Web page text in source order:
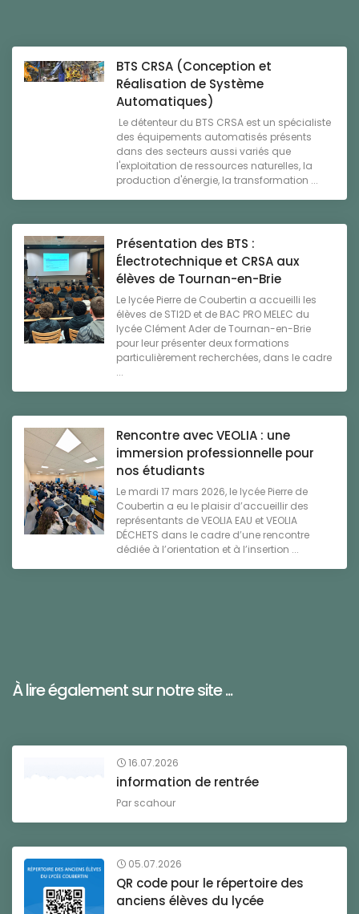
BTS CRSA (Conception et
Réalisation de Système
Automatiques)
Le détenteur du BTS CRSA est un spécialiste
des équipements automatisés présents
dans des secteurs aussi variés que
l'exploitation de ressources naturelles, la
production d'énergie, la transformation ...
Présentation des BTS :
Électrotechnique et CRSA aux
élèves de Tournan-en-Brie
Le lycée Pierre de Coubertin a accueilli les
élèves de STI2D et de BAC PRO MELEC du
lycée Clément Ader de Tournan-en-Brie
pour leur présenter deux formations
particulièrement recherchées, dans le cadre
...
Rencontre avec VEOLIA : une
immersion professionnelle pour
nos étudiants
Le mardi 17 mars 2026, le lycée Pierre de
Coubertin a eu le plaisir d’accueillir des
représentants de VEOLIA EAU et VEOLIA
DÉCHETS dans le cadre d’une rencontre
dédiée à l’orientation et à l’insertion ...
À lire également sur notre site ...
16.07.2026
information de rentrée
Par scahour
05.07.2026
QR code pour le répertoire des
anciens élèves du lycée